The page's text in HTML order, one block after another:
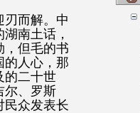
刃而解。中
南土话，
，但毛的书
人心，那
的二十世
尔、罗斯
民众发表长